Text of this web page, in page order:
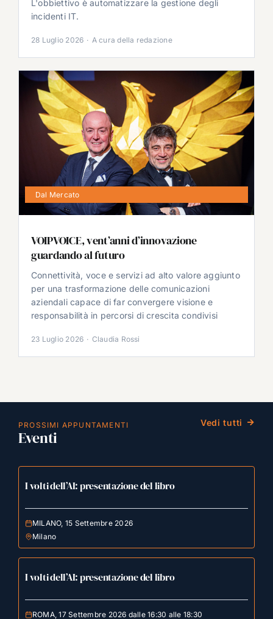
L'obbiettivo è automatizzare la gestione degli
incidenti IT.
28 Luglio 2026 · A cura della redazione
Dal Mercato
VOIPVOICE, vent’anni d’innovazione
guardando al futuro
Connettività, voce e servizi ad alto valore aggiunto
per una trasformazione delle comunicazioni
aziendali capace di far convergere visione e
responsabilità in percorsi di crescita condivisi
23 Luglio 2026 · Claudia Rossi
PROSSIMI APPUNTAMENTI
Eventi
Vedi tutti
I volti dell’AI: presentazione del libro
MILANO, 15 Settembre 2026
Milano
I volti dell’AI: presentazione del libro
ROMA, 17 Settembre 2026 dalle 16:30 alle 18:30